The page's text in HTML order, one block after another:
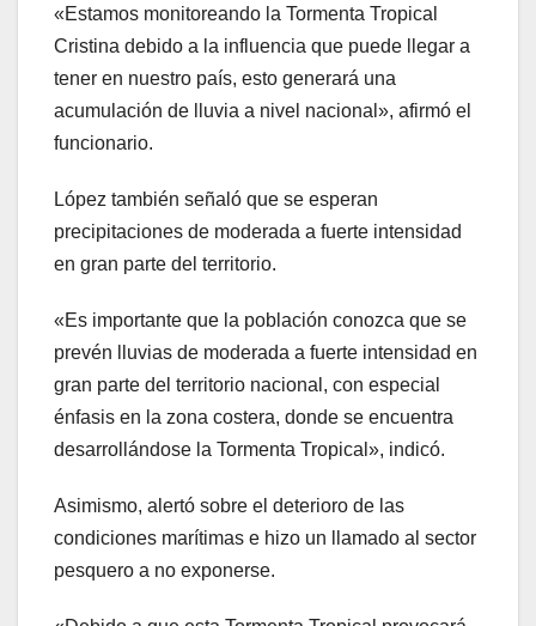
«Estamos monitoreando la Tormenta Tropical
Cristina debido a la influencia que puede llegar a
tener en nuestro país, esto generará una
acumulación de lluvia a nivel nacional», afirmó el
funcionario.
López también señaló que se esperan
precipitaciones de moderada a fuerte intensidad
en gran parte del territorio.
«Es importante que la población conozca que se
prevén lluvias de moderada a fuerte intensidad en
gran parte del territorio nacional, con especial
énfasis en la zona costera, donde se encuentra
desarrollándose la Tormenta Tropical», indicó.
Asimismo, alertó sobre el deterioro de las
condiciones marítimas e hizo un llamado al sector
pesquero a no exponerse.